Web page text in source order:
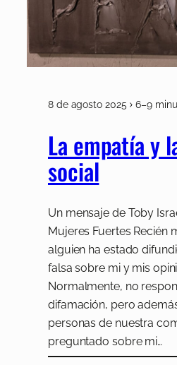
8 de agosto 2025 6–9
La empatía y
social
Un mensaje de Toby
Mujeres Fuertes Recién
alguien ha estado
falsa sobre mi y mis
Normalmente, no
difamación, pero
personas de nuestra
preguntado sobre mi…